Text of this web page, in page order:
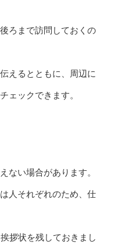
ろまで訪問しておくの
えるとともに、周辺に
ェックできます。
ない場合があります。
人それぞれのため、仕
拶状を残しておきまし